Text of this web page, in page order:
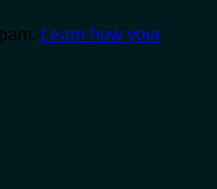
Learn how your